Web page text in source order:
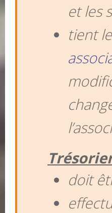
et les
tient
doit